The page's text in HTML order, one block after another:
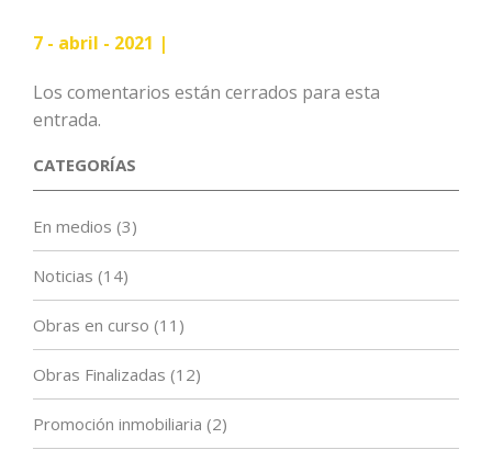
7 - abril - 2021 |
Los comentarios están cerrados para esta
entrada.
CATEGORÍAS
En medios (3)
Noticias (14)
Obras en curso (11)
Obras Finalizadas (12)
Promoción inmobiliaria (2)